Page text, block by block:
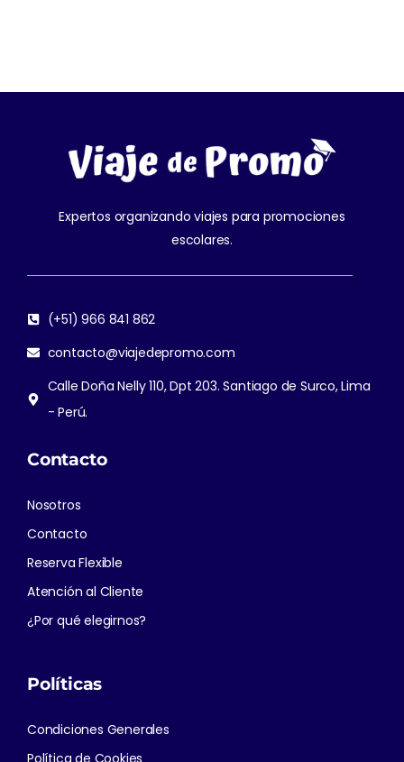
Expertos organizando viajes para promociones
escolares.
(+51) 966 841 862
contacto@viajedepromo.com
Calle Doña Nelly 110, Dpt 203. Santiago de Surco, Lima
- Perú.
Contacto
Nosotros
Contacto
Reserva Flexible
Atención al Cliente
¿Por qué elegirnos?
Políticas
Condiciones Generales
Política de Cookies